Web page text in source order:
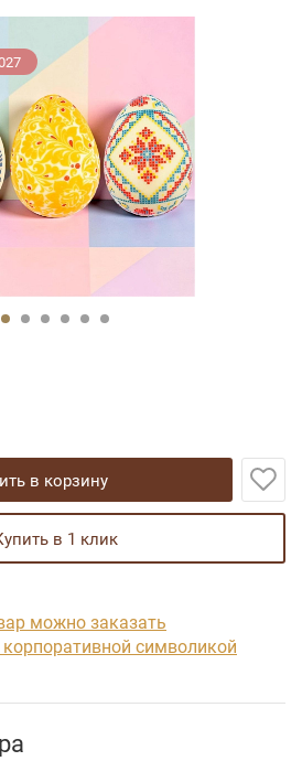
в корзину
купить в 1 клик
можно заказать
символикой